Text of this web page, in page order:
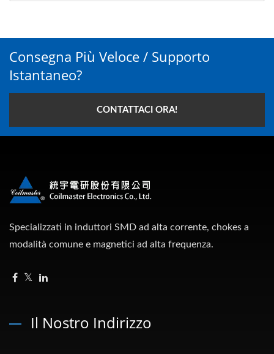
Consegna Più Veloce / Supporto
Istantaneo?
CONTATTACI ORA!
Specializzati in induttori SMD ad alta corrente, chokes a
modalità comune e magnetici ad alta frequenza.
Il Nostro Indirizzo